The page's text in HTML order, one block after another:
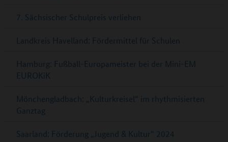
7. Sächsischer Schulpreis verliehen
Landkreis Havelland: Fördermittel für Schulen
Hamburg: Fußball-Europameister bei der Mini-EM
EUROKiK
Mönchengladbach: „Kulturkreisel“ im rhythmisierten
Ganztag
Saarland: Förderung „Jugend & Kultur“ 2024